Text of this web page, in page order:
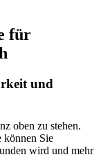
für
und
oben zu stehen.
können Sie
wird und mehr